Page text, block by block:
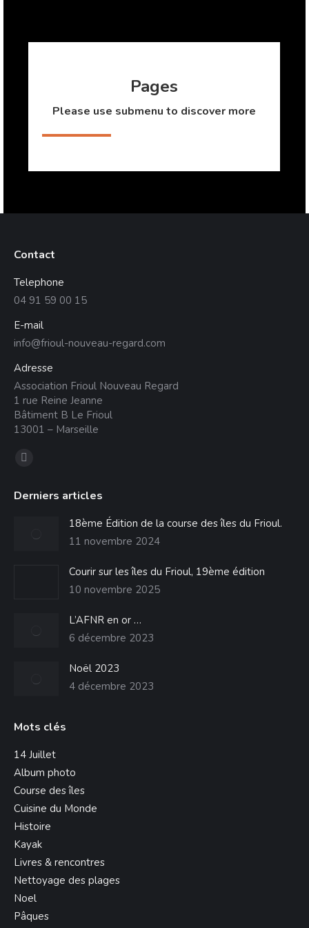
Pages
Please use submenu to discover more
Contact
Telephone
04 91 59 00 15
E-mail
info@frioul-nouveau-regard.com
Adresse
Association Frioul Nouveau Regard
1 rue Reine Jeanne
Bâtiment B Le Frioul
13001 – Marseille
Trouvez nous sur :
La
Facebook
dans
Derniers articles
18ème Édition de la course des îles du Frioul.
11 novembre 2024
Courir sur les îles du Frioul, 19ème édition
10 novembre 2025
L’AFNR en or …
6 décembre 2023
Noël 2023
4 décembre 2023
Mots clés
14 Juillet
Album photo
Course des îles
Cuisine du Monde
Histoire
Kayak
Livres & rencontres
Nettoyage des plages
Noel
Pâques